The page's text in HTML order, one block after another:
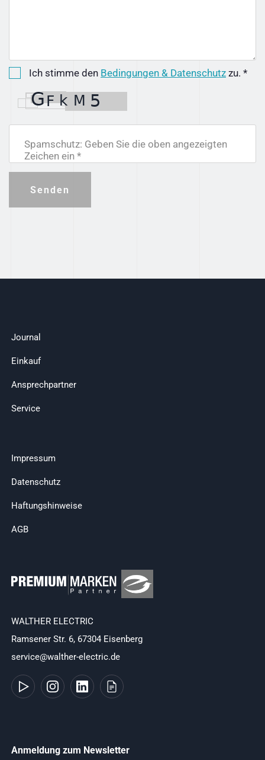
Ich stimme den Bedingungen & Datenschutz zu. *
Spamschutz: Geben Sie die oben angezeigten
Zeichen ein *
Senden
Journal
Einkauf
Ansprechpartner
Service
Impressum
Datenschutz
Haftungshinweise
AGB
WALTHER ELECTRIC
Ramsener Str. 6, 67304 Eisenberg
service@walther-electric.de
Anmeldung zum Newsletter